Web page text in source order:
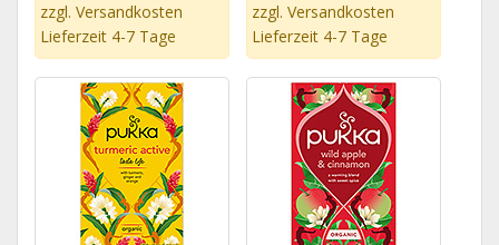
zzgl. Versandkosten
Lieferzeit 4-7 Tage
zzgl. Versandkosten
Lieferzeit 4-7 Tage